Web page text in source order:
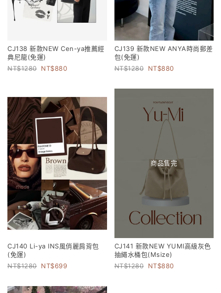
CJ138 新款NEW Cen-ya推薦經
典尼龍(免運)
1280
880
CJ139 新款NEW ANYA時尚郵差
包(免運)
1280
880
CJ140 Li-ya INS風俏麗肩背包
(免運)
1280
699
商品售完
CJ141 新款NEW YUMI高級灰色
抽繩水桶包(Msize)
1280
880